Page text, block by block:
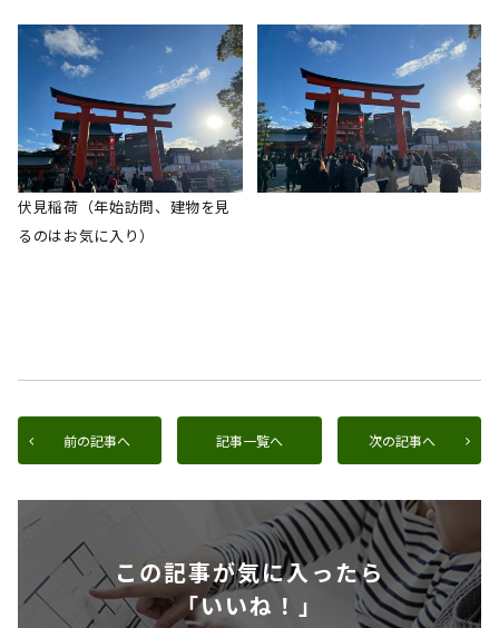
伏見稲荷（年始訪問、建物を見
るのはお気に入り）
前の記事へ 記事一覧へ 次の記事へ
この記事が気に入ったら
「いいね！」